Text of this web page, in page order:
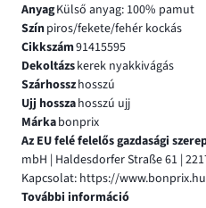
AnyagKülső anyag: 100% pamut
Színpiros/fekete/fehér kockás
Cikkszám91415595
Dekoltázskerek nyakkivágás
Szárhosszhosszú
Ujj hosszahosszú ujj
Márkabonprix
Az EU felé felelős gazdasági
mbH | Haldesdorfer Straße 61 |
Kapcsolat: https://
További információ